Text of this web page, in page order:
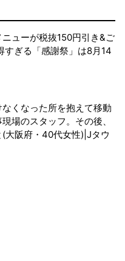
ニューが税抜150円引き&ご
すぎる「感謝祭」は8月14
くなった所を抱えて移動
場のスタッフ。その後、
大阪府・40代女性)|Jタウ